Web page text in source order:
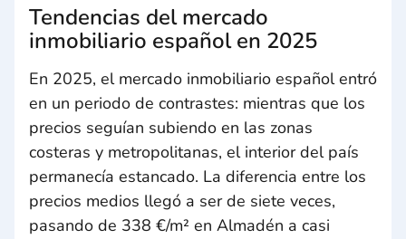
Tendencias del mercado
inmobiliario español en 2025
En 2025, el mercado inmobiliario español entró
en un periodo de contrastes: mientras que los
precios seguían subiendo en las zonas
costeras y metropolitanas, el interior del país
permanecía estancado. La diferencia entre los
precios medios llegó a ser de siete veces,
pasando de 338 €/m² en Almadén a casi